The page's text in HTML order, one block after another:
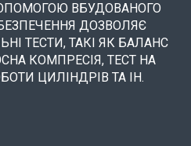
ВБУДОВАНОГО
ДОЗВОЛЯЄ
ТЕСТИ, ТАКІ ЯК БАЛАНС
КОМПРЕСІЯ, ТЕСТ НА
ЦИЛІНДРІВ ТА ІН.